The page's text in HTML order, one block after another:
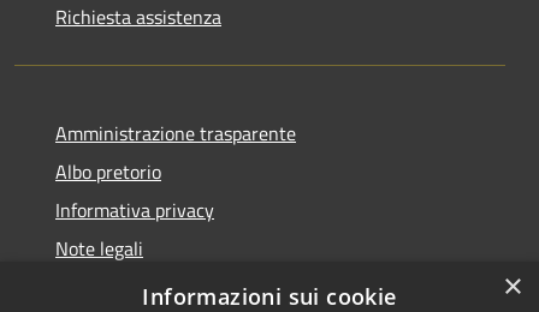
Richiesta assistenza
Amministrazione trasparente
Albo pretorio
Informativa privacy
Note legali
Dichiarazione di accessibilità
×
Informazioni sui cookie